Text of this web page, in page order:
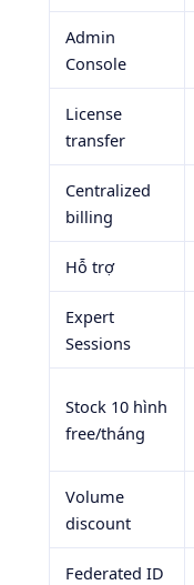
Admin
Console
License
transfer
Centralized
billing
Hỗ trợ
Expert
Sessions
Stock 10 hình
free/tháng
Volume
discount
Federated ID